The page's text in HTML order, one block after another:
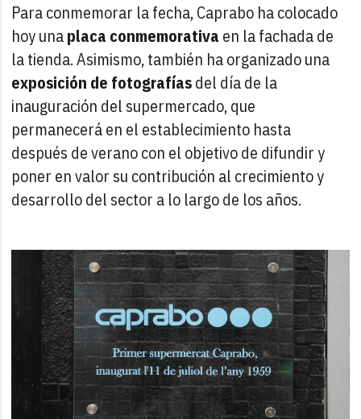
Para conmemorar la fecha, Caprabo ha colocado
hoy unaplaca conmemorativa en la fachada de
la tienda. Asimismo, también ha organizado una
exposición de fotografíasdel día de la
inauguración del supermercado, que
permanecerá en el establecimiento hasta
después de verano con el objetivo de difundir y
poner en valor su contribución al crecimiento y
desarrollo del sector a lo largo de los años.